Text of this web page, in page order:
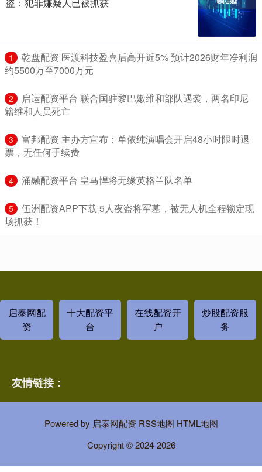
盗：犯罪嫌疑人已被抓获
1
​乾盘配资 医渡科技盈喜后高开近5% 预计2026财年净利润
约5500万至7000万元
2
​启运配资平台 联合国驻黎巴嫩维和部队遇袭，两名印尼
籍维和人员死亡
3
​富邦配资 主办方宣布：单依纯演唱会开启48小时限时退
票，无任何手续费
4 ​涌融配资平台 皇马悍将无缘英格兰队名单
5
​伍洲配资APP下载 5人夜盗将军墓，被无人机全程锁定现
场抓获！
启泰网配
资
十大配资平
台
在线配资开
户
炒股配资服
务
友情链接：
Powered by 启泰网配资 RSS地图 HTML地图
Copyright© 2024-2026